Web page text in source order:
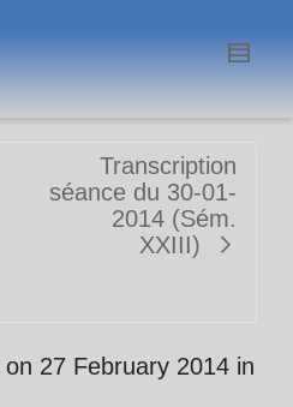
Transcription
séance du 30-01-
2014 (Sém.
XXIII)
on 27 February 2014 in